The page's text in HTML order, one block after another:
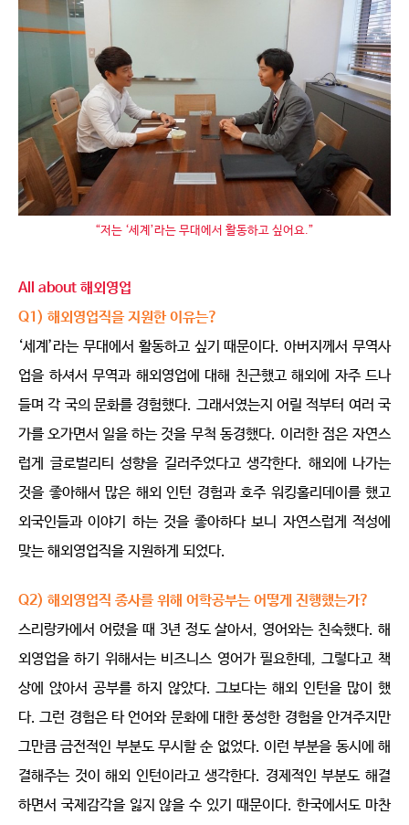
“저는 ‘세계’라는 무대에서 활동하고 싶어요.”
All about 해외영업
Q1) 해외영업직을 지원한 이유는?
‘세계’라는 무대에서 활동하고 싶기 때문이다. 아버지께서 무역사
업을 하셔서 무역과 해외영업에 대해 친근했고 해외에 자주 드나
들며 각 국의 문화를 경험했다. 그래서였는지 어릴 적부터 여러 국
가를 오가면서 일을 하는 것을 무척 동경했다. 이러한 점은 자연스
럽게 글로벌리티 성향을 길러주었다고 생각한다. 해외에 나가는
것을 좋아해서 많은 해외 인턴 경험과 호주 워킹홀리데이를 했고
외국인들과 이야기 하는 것을 좋아하다 보니 자연스럽게 적성에
맞는 해외영업직을 지원하게 되었다.
Q2) 해외영업직 종사를 위해 어학공부는 어떻게 진행했는가?
스리랑카에서 어렸을 때 3년 정도 살아서, 영어와는 친숙했다. 해
외영업을 하기 위해서는 비즈니스 영어가 필요한데, 그렇다고 책
상에 앉아서 공부를 하지 않았다. 그보다는 해외 인턴을 많이 했
다. 그런 경험은 타 언어와 문화에 대한 풍성한 경험을 안겨주지만
그만큼 금전적인 부분도 무시할 순 없었다. 이런 부분을 동시에 해
결해주는 것이 해외 인턴이라고 생각한다. 경제적인 부분도 해결
하면서 국제감각을 잃지 않을 수 있기 때문이다. 한국에서도 마찬